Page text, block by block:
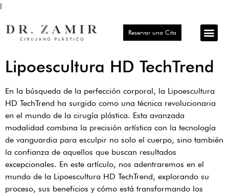
l
Reservar una Cita
Lipoescultura HD TechTrend
En la búsqueda de la perfección corporal, la Lipoescultura
HD TechTrend ha surgido como una técnica revolucionaria
en el mundo de la cirugía plástica. Esta avanzada
modalidad combina la precisión artística con la tecnología
de vanguardia para esculpir no solo el cuerpo, sino también
la confianza de aquellos que buscan resultados
excepcionales. En este artículo, nos adentraremos en el
mundo de la Lipoescultura HD TechTrend, explorando su
proceso, sus beneficios y cómo está transformando los